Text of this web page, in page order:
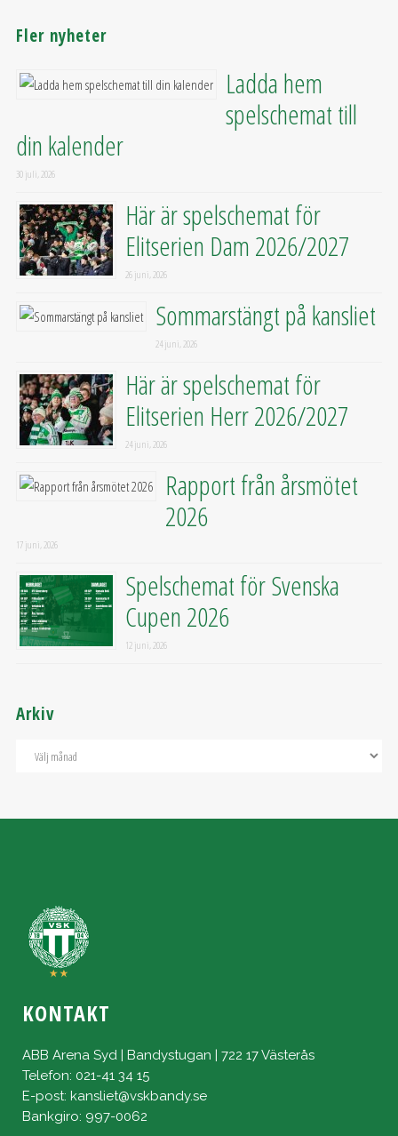
Fler nyheter
Ladda hem
spelschemat till
din kalender
30 juli, 2026
Här är spelschemat för
Elitserien Dam 2026/2027
26 juni, 2026
Sommarstängt på kansliet
24 juni, 2026
Här är spelschemat för
Elitserien Herr 2026/2027
24 juni, 2026
Rapport från årsmötet
2026
17 juni, 2026
Spelschemat för Svenska
Cupen 2026
12 juni, 2026
Arkiv
KONTAKT
ABB Arena Syd | Bandystugan | 722 17 Västerås
Telefon: 021-41 34 15
E-post: kansliet@vskbandy.se
Bankgiro: 997-0062